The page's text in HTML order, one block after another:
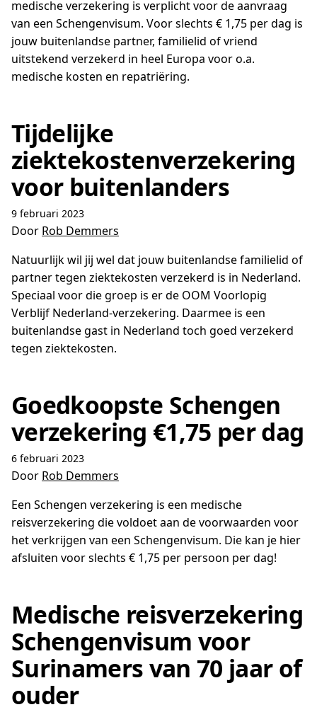
medische verzekering is verplicht voor de aanvraag
van een Schengenvisum. Voor slechts € 1,75 per dag is
jouw buitenlandse partner, familielid of vriend
uitstekend verzekerd in heel Europa voor o.a.
medische kosten en repatriëring.
Tijdelijke
ziektekostenverzekering
voor buitenlanders
9 februari 2023
Door Rob Demmers
Natuurlijk wil jij wel dat jouw buitenlandse familielid of
partner tegen ziektekosten verzekerd is in Nederland.
Speciaal voor die groep is er de OOM Voorlopig
Verblijf Nederland-verzekering. Daarmee is een
buitenlandse gast in Nederland toch goed verzekerd
tegen ziektekosten.
Goedkoopste Schengen
verzekering €1,75 per dag
6 februari 2023
Door Rob Demmers
Een Schengen verzekering is een medische
reisverzekering die voldoet aan de voorwaarden voor
het verkrijgen van een Schengenvisum. Die kan je hier
afsluiten voor slechts € 1,75 per persoon per dag!
Medische reisverzekering
Schengenvisum voor
Surinamers van 70 jaar of
ouder